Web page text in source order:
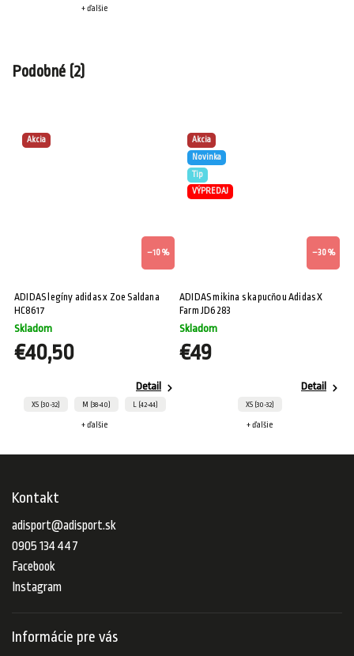
+ ďalšie
Podobné (2)
Akcia
–10 %
ADIDAS legíny adidas x Zoe Saldana
HC8617
Skladom
€40,50
Detail
XS (30-32) M (38-40) L (42-44)
+ ďalšie
Akcia
Novinka
Tip
VÝPREDAJ
–30 %
ADIDAS mikina s kapucňou Adidas X
Farm JD6283
Skladom
€49
Detail
XS (30-32)
+ ďalšie
Kontakt
adisport@adisport.sk
0905 134 447
Facebook
Instagram
Informácie pre vás